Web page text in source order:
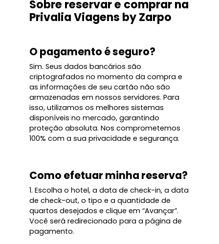
Sobre reservar e comprar na
Privalia Viagens by Zarpo
O pagamento é seguro?
Sim. Seus dados bancários são
criptografados no momento da compra e
as informações de seu cartão não são
armazenadas em nossos servidores. Para
isso, utilizamos os melhores sistemas
disponíveis no mercado, garantindo
proteção absoluta. Nos comprometemos
100% com a sua privacidade e segurança.
Como efetuar minha reserva?
1. Escolha o hotel, a data de check-in, a data
de check-out, o tipo e a quantidade de
quartos desejados e clique em “Avançar”.
Você será redirecionado para a página de
pagamento.